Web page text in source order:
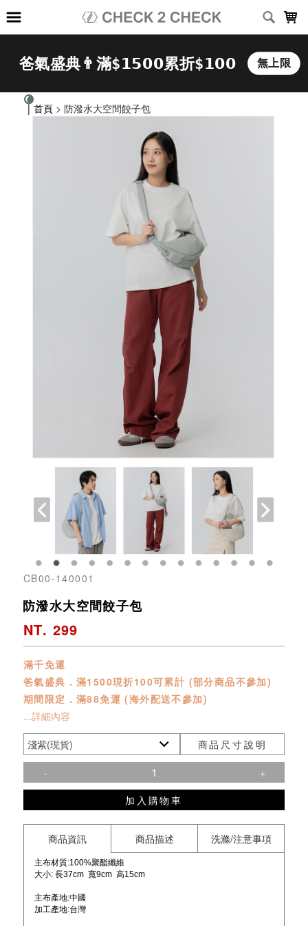
首頁 > 防潑水大空間餃子包
CB00-140001
防潑水大空間餃子包
NT. 299
滿千免運
爸氣盛典．滿1500現折100可累計 (部分商品不參加)
期間限定．滿88免運 (海外配送不參加)
...詳細內容
商品尺寸說明
-
+
加入購物車
商品資訊 商品描述 洗滌/注意事項
主布材質:100%聚酯纖維
大小: 長37cm 寬9cm 高15cm
主布產地:中國
加工產地:台灣